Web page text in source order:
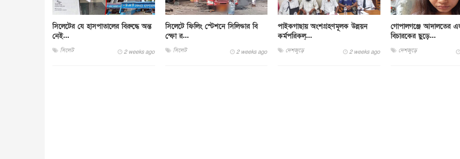
সিলেটের যে হাসপাতালের বিরুদ্ধে অন্ত
নেই...
সিলেট 2 weeks ago
সিলেটে ফিলিং স্টেশনে সিলিন্ডার বি
স্ফো র...
সিলেট 2 weeks ago
পাইকগাছায় অংশগ্রহণমূলক উন্নয়ন
কর্মপরিকল্...
দেশজুড়ে 2 weeks ago
গোপালগঞ্জে আদালতের
বিচারকের ছুড়ে...
দেশজুড়ে